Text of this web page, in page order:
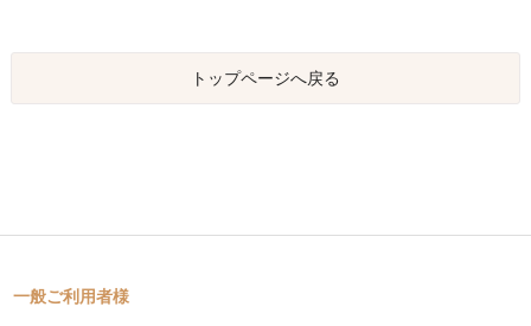
トップページへ戻る
一般ご利用者様